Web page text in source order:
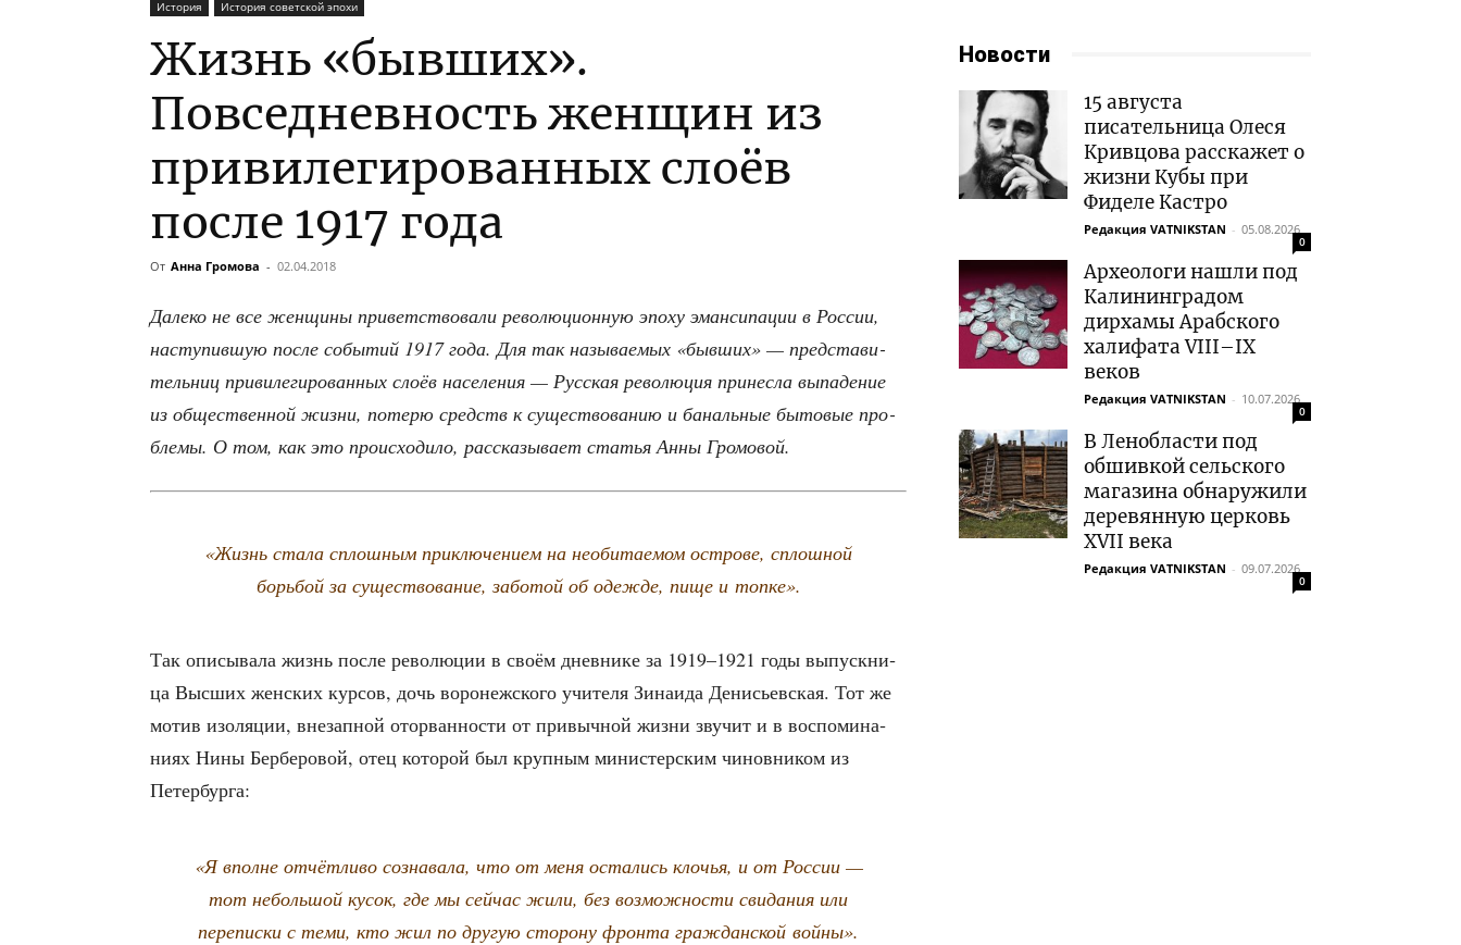
История История советской эпохи
Жизнь «бывших».
Повседневность женщин из
привилегированных слоёв
после 1917 года
От Анна Громова - 02.04.2018
Дале­ко не все жен­щи­ны при­вет­ство­ва­ли рево­лю­ци­он­ную эпо­ху эман­си­па­ции в Рос­сии,
насту­пив­шую после собы­тий 1917 года. Для так назы­ва­е­мых «быв­ших» — пред­ста­ви­
тель­ниц при­ви­ле­ги­ро­ван­ных сло­ёв насе­ле­ния — Рус­ская рево­лю­ция при­нес­ла выпа­де­ние
из обще­ствен­ной жиз­ни, поте­рю средств к суще­ство­ва­нию и баналь­ные быто­вые про­
бле­мы. О том, как это про­ис­хо­ди­ло, рас­ска­зы­ва­ет ста­тья Анны Громовой.
«Жизнь ста­ла сплош­ным при­клю­че­ни­ем на необи­та­е­мом ост­ро­ве, сплош­ной
борь­бой за суще­ство­ва­ние, забо­той об одеж­де, пище и топке».
Так опи­сы­ва­ла жизнь после рево­лю­ции в сво­ём днев­ни­ке за 1919–1921 годы выпуск­ни­
ца Выс­ших жен­ских кур­сов, дочь воро­неж­ско­го учи­те­ля Зина­и­да Дени­сьев­ская. Тот же
мотив изо­ля­ции, вне­зап­ной ото­рван­но­сти от при­выч­ной жиз­ни зву­чит и в вос­по­ми­на­
ни­ях Нины Бер­бе­ро­вой, отец кото­рой был круп­ным мини­стер­ским чинов­ни­ком из
Петербурга:
«Я вполне отчёт­ли­во созна­ва­ла, что от меня оста­лись кло­чья, и от Рос­сии —
тот неболь­шой кусок, где мы сей­час жили, без воз­мож­но­сти сви­да­ния или
пере­пис­ки с теми, кто жил по дру­гую сто­ро­ну фрон­та граж­дан­ской войны».
Новости
15 августа
писательница Олеся
Кривцова расскажет о
жизни Кубы при
Фиделе Кастро
Редакция VATNIKSTAN - 05.08.2026
0
Археологи нашли под
Калининградом
дирхамы Арабского
халифата VIII–IX
веков
Редакция VATNIKSTAN - 10.07.2026
0
В Ленобласти под
обшивкой сельского
магазина обнаружили
деревянную церковь
XVII века
Редакция VATNIKSTAN - 09.07.2026
0